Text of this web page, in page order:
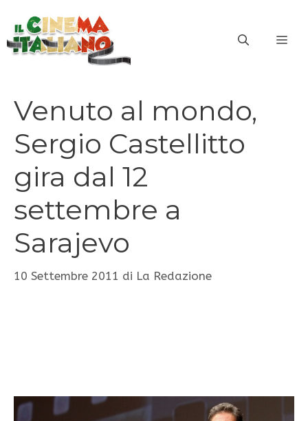
contenuto
Venuto al mondo,
Sergio Castellitto
gira dal 12
settembre a
Sarajevo
10 Settembre 2011 di La Redazione